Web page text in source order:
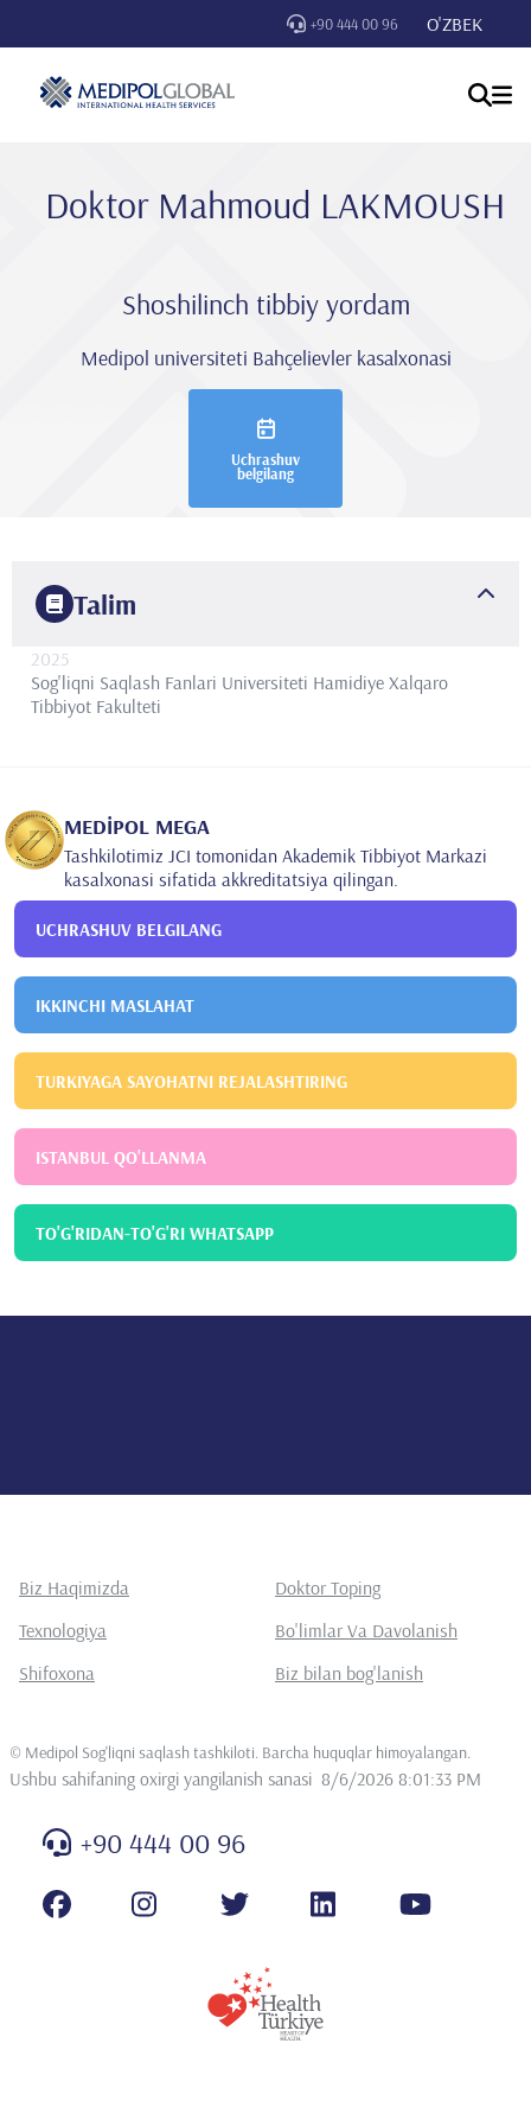
+90 444 00 96 O'ZBEK
Doktor Mahmoud LAKMOUSH
Shoshilinch tibbiy yordam
Medipol universiteti Bahçelievler kasalxonasi
Uchrashuv
belgilang
Talim
2025
Sog'liqni Saqlash Fanlari Universiteti Hamidiye Xalqaro
Tibbiyot Fakulteti
MEDİPOL MEGA
Tashkilotimiz JCI tomonidan Akademik Tibbiyot Markazi
kasalxonasi sifatida akkreditatsiya qilingan.
UCHRASHUV BELGILANG
IKKINCHI MASLAHAT
TURKIYAGA SAYOHATNI REJALASHTIRING
ISTANBUL QO'LLANMA
TO'G'RIDAN-TO'G'RI WHATSAPP
Biz Haqimizda
Doktor Toping
Texnologiya
Bo'limlar Va Davolanish
Shifoxona
Biz bilan bog'lanish
© Medipol Sog'liqni saqlash tashkiloti. Barcha huquqlar himoyalangan.
Ushbu sahifaning oxirgi yangilanish sanasi 8/6/2026 8:01:33 PM
+90 444 00 96